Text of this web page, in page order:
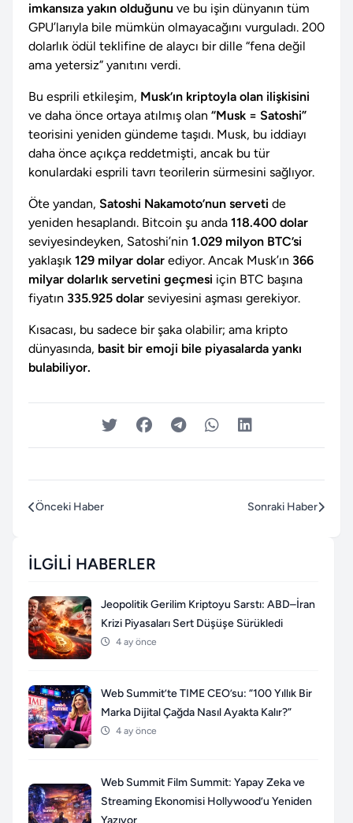
imkansıza yakın olduğunu ve bu işin dünyanın tüm
GPU’larıyla bile mümkün olmayacağını vurguladı. 200
dolarlık ödül teklifine de alaycı bir dille “fena değil
ama yetersiz” yanıtını verdi.
Bu esprili etkileşim, Musk’ın kriptoyla olan ilişkisini
ve daha önce ortaya atılmış olan “Musk = Satoshi”
teorisini yeniden gündeme taşıdı. Musk, bu iddiayı
daha önce açıkça reddetmişti, ancak bu tür
konulardaki esprili tavrı teorilerin sürmesini sağlıyor.
Öte yandan, Satoshi Nakamoto’nun serveti de
yeniden hesaplandı. Bitcoin şu anda 118.400 dolar
seviyesindeyken, Satoshi’nin 1.029 milyon BTC’si
yaklaşık 129 milyar dolar ediyor. Ancak Musk’ın 366
milyar dolarlık servetini geçmesi için BTC başına
fiyatın 335.925 dolar seviyesini aşması gerekiyor.
Kısacası, bu sadece bir şaka olabilir; ama kripto
dünyasında, basit bir emoji bile piyasalarda yankı
bulabiliyor.
Önceki Haber Sonraki Haber
İLGILI HABERLER
Jeopolitik Gerilim Kriptoyu Sarstı: ABD–İran
Krizi Piyasaları Sert Düşüşe Sürükledi
4 ay önce
Web Summit’te TIME CEO’su: “100 Yıllık Bir
Marka Dijital Çağda Nasıl Ayakta Kalır?”
4 ay önce
Web Summit Film Summit: Yapay Zeka ve
Streaming Ekonomisi Hollywood’u Yeniden